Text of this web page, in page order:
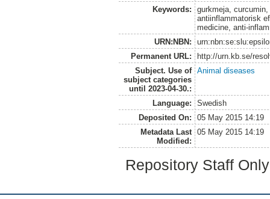
Keywords:
gurkmeja,
antiinflammatorisk
medicine, anti-
URN:NBN:
Permanent URL:
http://urn.kb.se/
Subject. Use of
subject categories
until 2023-04-30.:
Animal diseases
Language:
Swedish
Deposited On:
05 May 2015 14:19
Metadata Last
Modified:
05 May 2015 14:19
Repository Staff